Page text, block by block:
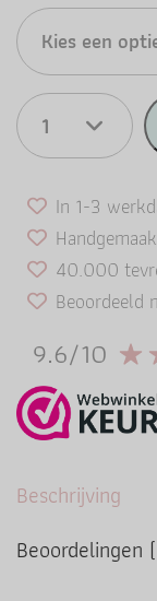
Kies een
1
In 1-3
40.000
Beoordeeld
9.6/10
Beschrijving
Beoordelingen